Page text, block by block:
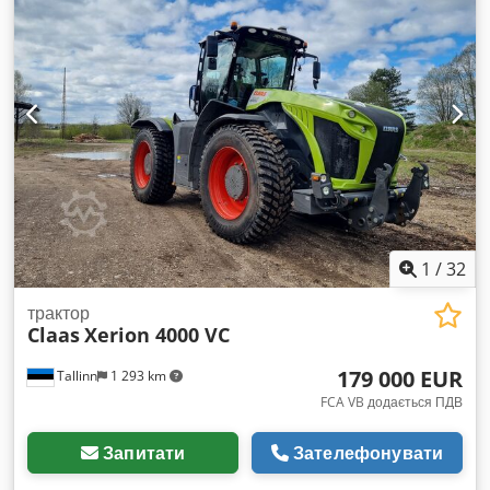
зв’язку та повним комплектом робочих фар. Стандартний
дах (без люку). Шини: Передні: 480/70 R28 Mitas Задні:
580/70 R38 Mitas Передні та задні шини в дуже хорошому
стані. Огляд і вивезення трактора можливі в Німеччині за
попередньою домовленістю.
1 /32
Tallinn 1 293 km
трактор
ClaasXerion 4000 VC
179 000 EUR
FCA VB додається ПДВ
Запитати Зателефонувати